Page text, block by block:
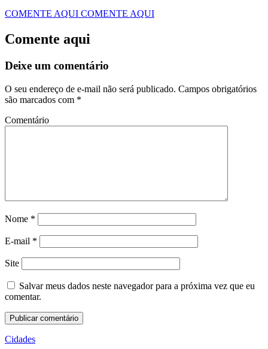
COMENTE AQUI COMENTE AQUI
Comente aqui
Deixe um comentário
O seu endereço de e-mail não será publicado. Campos obrigatórios
são marcados com *
Comentário
Nome *
E-mail *
Site
Salvar meus dados neste navegador para a próxima vez que eu
comentar.
Cidades